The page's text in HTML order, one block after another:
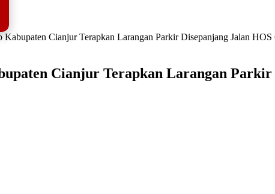
Kabupaten Cianjur Terapkan Larangan Parkir Disepanjang Jalan
Cianjur Terapkan Larangan